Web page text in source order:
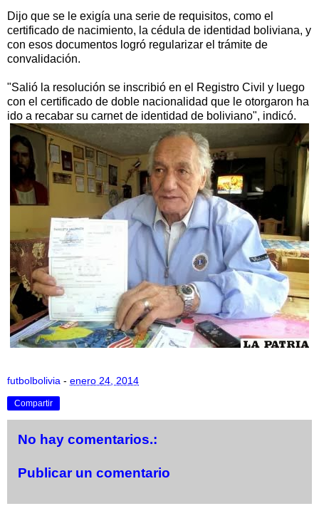
Dijo que se le exigía una serie de requisitos, como el
certificado de nacimiento, la cédula de identidad boliviana, y
con esos documentos logró regularizar el trámite de
convalidación.
"Salió la resolución se inscribió en el Registro Civil y luego
con el certificado de doble nacionalidad que le otorgaron ha
ido a recabar su carnet de identidad de boliviano", indicó.
futbolbolivia - enero 24, 2014
Compartir
No hay comentarios.:
Publicar un comentario